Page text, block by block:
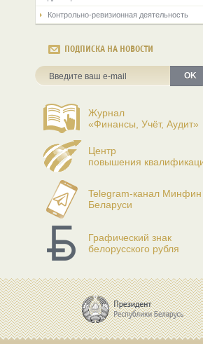
Контрольно-ревизионная деятельность
ПОДПИСКА НА НОВОСТИ
OK
Журнал
«Финансы, Учёт, Аудит»
Центр
повышения
Telegram-канал Минфин
Беларуси
Графический знак
белорусского рубля